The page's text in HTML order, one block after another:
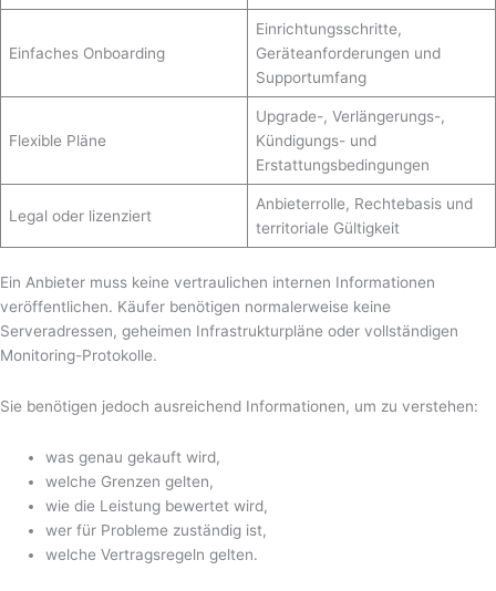
Einfaches Onboarding
Einrichtungsschritte,
Geräteanforderungen und
Supportumfang
Flexible Pläne
Upgrade-, Verlängerungs-,
Kündigungs- und
Erstattungsbedingungen
Legal oder lizenziert
Anbieterrolle, Rechtebasis und
territoriale Gültigkeit
Ein Anbieter muss keine vertraulichen internen Informationen
veröffentlichen. Käufer benötigen normalerweise keine
Serveradressen, geheimen Infrastrukturpläne oder vollständigen
Monitoring-Protokolle.
Sie benötigen jedoch ausreichend Informationen, um zu verstehen:
was genau gekauft wird,
welche Grenzen gelten,
wie die Leistung bewertet wird,
wer für Probleme zuständig ist,
welche Vertragsregeln gelten.